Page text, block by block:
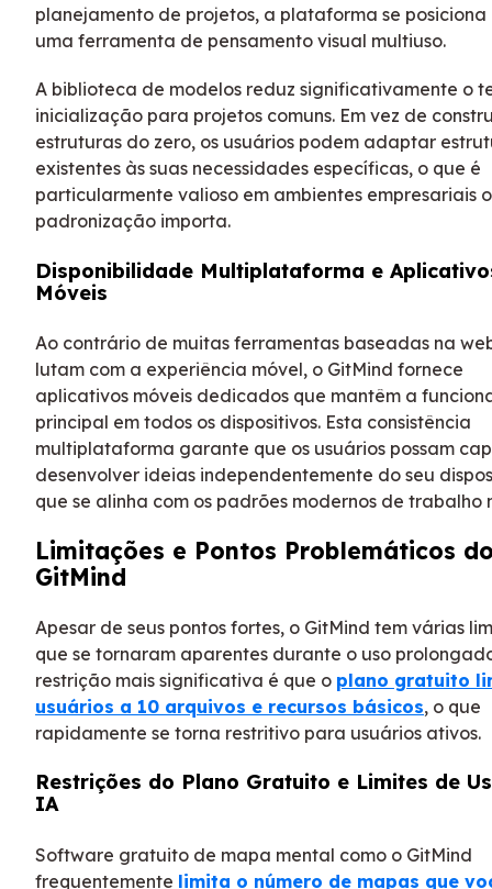
planejamento de projetos, a plataforma se posiciona
uma ferramenta de pensamento visual multiuso.
A biblioteca de modelos reduz significativamente o
inicialização para projetos comuns. Em vez de
estruturas do zero, os usuários podem adaptar
existentes às suas necessidades específicas, o que é
particularmente valioso em ambientes empresariais
padronização importa.
Disponibilidade Multiplataforma e
Móveis
Ao contrário de muitas ferramentas baseadas na
lutam com a experiência móvel, o GitMind fornece
aplicativos móveis dedicados que mantêm a
principal em todos os dispositivos. Esta consistência
multiplataforma garante que os usuários possam
desenvolver ideias independentemente do seu
que se alinha com os padrões modernos de trabalho
Limitações e Pontos Problemáticos
GitMind
Apesar de seus pontos fortes, o GitMind tem várias
que se tornaram aparentes durante o uso
restrição mais significativa é que o plano gratuito
usuários a 10 arquivos e recursos básicos, o que
rapidamente se torna restritivo para usuários ativos.
Restrições do Plano Gratuito e Limites de
IA
Software gratuito de mapa mental como o GitMind
frequentemente limita o número de mapas que